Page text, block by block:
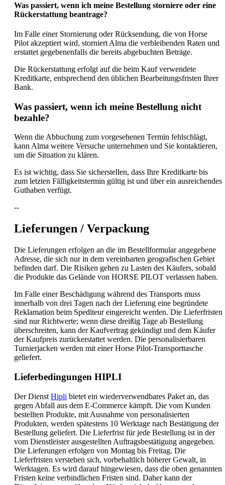
Was passiert, wenn ich meine Bestellung storniere oder eine
Rückerstattung beantrage?
Im Falle einer Stornierung oder Rücksendung, die von Horse
Pilot akzeptiert wird, storniert Alma die verbleibenden Raten und
erstattet gegebenenfalls die bereits abgebuchten Beträge.
Die Rückerstattung erfolgt auf die beim Kauf verwendete
Kreditkarte, entsprechend den üblichen Bearbeitungsfristen Ihrer
Bank.
Was passiert, wenn ich meine Bestellung nicht
bezahle?
Wenn die Abbuchung zum vorgesehenen Termin fehlschlägt,
kann Alma weitere Versuche unternehmen und Sie kontaktieren,
um die Situation zu klären.
Es ist wichtig, dass Sie sicherstellen, dass Ihre Kreditkarte bis
zum letzten Fälligkeitstermin gültig ist und über ein ausreichendes
Guthaben verfügt.
--
Lieferungen / Verpackung
Die Lieferungen erfolgen an die im Bestellformular angegebene
Adresse, die sich nur in dem vereinbarten geografischen Gebiet
befinden darf. Die Risiken gehen zu Lasten des Käufers, sobald
die Produkte das Gelände von HORSE PILOT verlassen haben.
Im Falle einer Beschädigung während des Transports muss
innerhalb von drei Tagen nach der Lieferung eine begründete
Reklamation beim Spediteur eingereicht werden. Die Lieferfristen
sind nur Richtwerte; wenn diese dreißig Tage ab Bestellung
überschreiten, kann der Kaufvertrag gekündigt und dem Käufer
der Kaufpreis zurückerstattet werden. Die personalisierbaren
Turnierjacken werden mit einer Horse Pilot-Transporttasche
geliefert.
Lieferbedingungen HIPLI
Der Dienst Hipli bietet ein wiederverwendbares Paket an, das
gegen Abfall aus dem E-Commerce kämpft. Die vom Kunden
bestellten Produkte, mit Ausnahme von personalisierten
Produkten, werden spätestens 10 Werktage nach Bestätigung der
Bestellung geliefert. Die Lieferfrist für jede Bestellung ist in der
vom Dienstleister ausgestellten Auftragsbestätigung angegeben.
Die Lieferungen erfolgen von Montag bis Freitag. Die
Lieferfristen verstehen sich, vorbehaltlich höherer Gewalt, in
Werktagen. Es wird darauf hingewiesen, dass die oben genannten
Fristen keine verbindlichen Fristen sind. Daher kann der